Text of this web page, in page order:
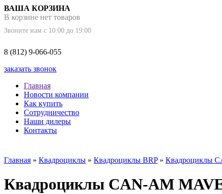
ВАША КОРЗИНА
В корзине нет товаров
Звоните нам с 10:00 до 19:00
8 (812) 9-066-055
заказать звонок
Главная
Новости компании
Как купить
Сотрудничество
Наши дилеры
Контакты
Главная » Квадроциклы » Квадроциклы BRP» Квадроциклы
Квадроциклы CAN-AM